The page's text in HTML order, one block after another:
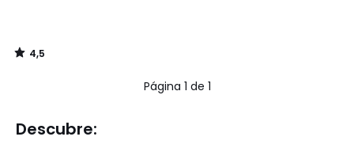
4,5
/
Página 1 de 1
Descubre: